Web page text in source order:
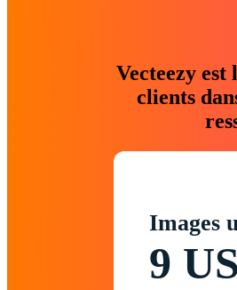
Vecteezy est
clients
Images
9